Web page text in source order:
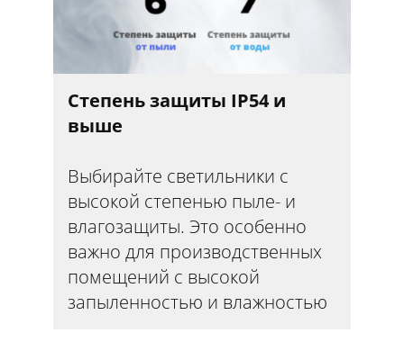
Степень защиты IP54 и
выше
Выбирайте светильники с
высокой степенью пыле- и
влагозащиты. Это особенно
важно для производственных
помещений с высокой
запыленностью и влажностью